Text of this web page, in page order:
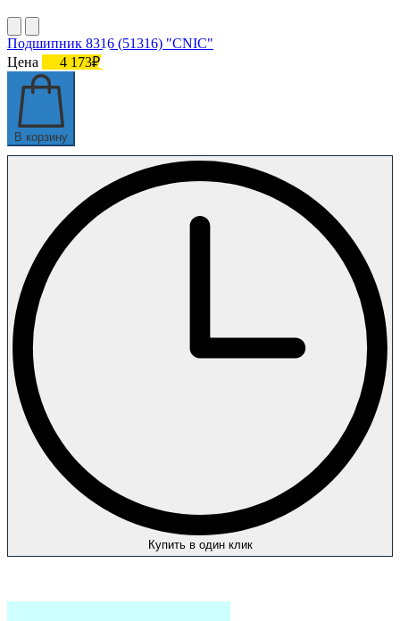
Подшипник 8316 (51316) "CNIC"
Цена
4 173₽
В корзину
Купить в один клик